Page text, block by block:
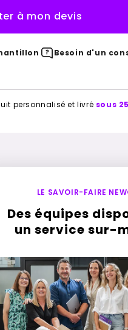
à mon devis
Besoin d'un
personnalisé et livré sous
LE SAVOIR-FAIRE
Des équipes
un service sur-